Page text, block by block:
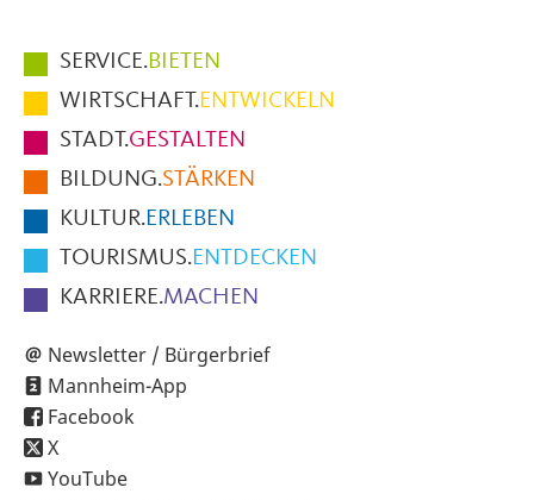
Hauptmenüpunkte
im
Fußbereich
der
Seite
SERVICE.BIETEN
WIRTSCHAFT.ENTWICKELN
STADT.GESTALTEN
BILDUNG.STÄRKEN
KULTUR.ERLEBEN
TOURISMUS.ENTDECKEN
KARRIERE.MACHEN
Newsletter / Bürgerbrief
Mannheim-App
Facebook
X
YouTube